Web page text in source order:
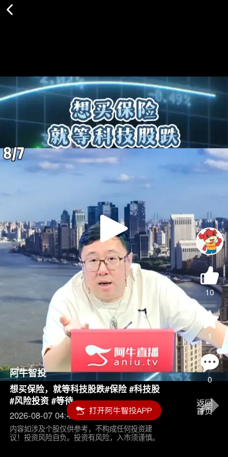
Play
Video
10
1
0
阿牛智投
想买保险，就等科技股跌#保险 #科技股
#风险投资 #等待
2026-08-07 04:45
内容如涉及个股仅供参考，不构成任何投资建
议！投资风险自负。投资有风险，入市须谨慎。